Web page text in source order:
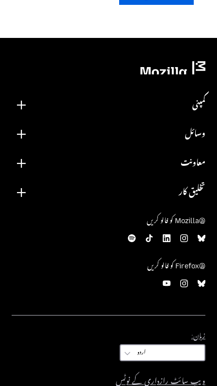
کمپنی
وسائل
معاونت
تخلیق کار
@Mozilla کو فالو کریں
@Firefox کو فالو کریں
زبان:
ویب سائٹ رازداری کے نوٹس